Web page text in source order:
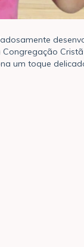
Cristã
um toque